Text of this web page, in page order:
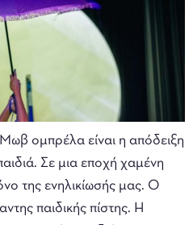
ομπρέλα είναι η απόδειξη
Σε μια εποχή χαμένη
της ενηλικίωσής μας. Ο
παιδικής πίστης. Η